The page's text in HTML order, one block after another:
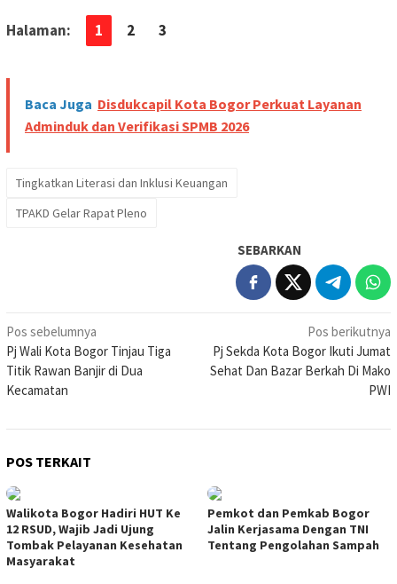
Halaman: 1 2 3
Baca Juga Disdukcapil Kota Bogor Perkuat Layanan
Adminduk dan Verifikasi SPMB 2026
Tingkatkan Literasi dan Inklusi Keuangan
TPAKD Gelar Rapat Pleno
SEBARKAN
Navigasi
pos
Pos sebelumnya
Pj Wali Kota Bogor Tinjau Tiga
Titik Rawan Banjir di Dua
Kecamatan
Pos berikutnya
Pj Sekda Kota Bogor Ikuti Jumat
Sehat Dan Bazar Berkah Di Mako
PWI
POS TERKAIT
Walikota Bogor Hadiri HUT Ke
12 RSUD, Wajib Jadi Ujung
Tombak Pelayanan Kesehatan
Masyarakat
Pemkot dan Pemkab Bogor
Jalin Kerjasama Dengan TNI
Tentang Pengolahan Sampah